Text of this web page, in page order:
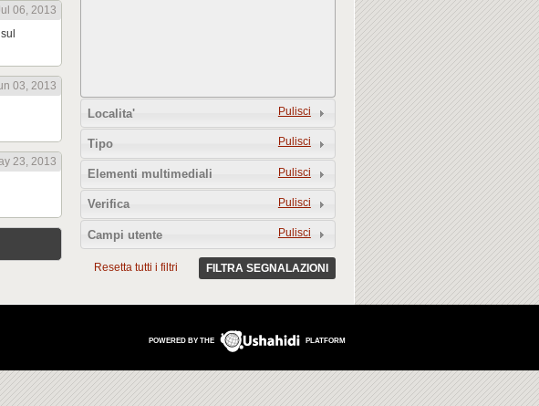
06, 2013
03, 2013
23, 2013
Pulisci
Localita'
Pulisci
Tipo
Pulisci
Elementi multimediali
Pulisci
Verifica
Pulisci
Campi utente
Resetta tutti i filtri FILTRA SEGNALAZIONI
POWERED BY THE PLATFORM